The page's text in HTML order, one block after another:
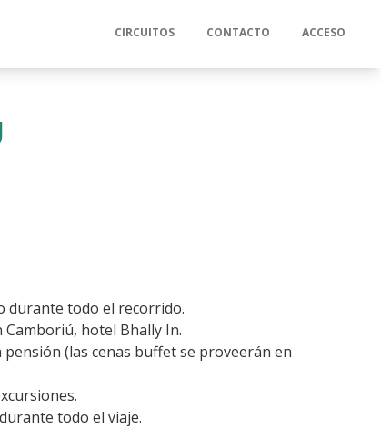
CIRCUITOS CONTACTO ACCESO
durante todo el recorrido.
hotel Bhally In.
pensión (las cenas buffet se proveerán en
todo el viaje.